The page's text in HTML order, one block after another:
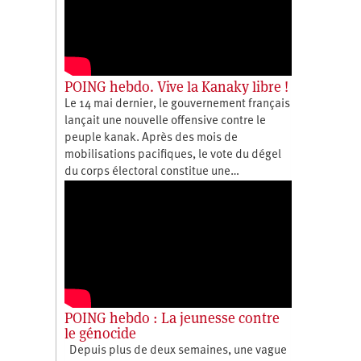
POING hebdo. Vive la Kanaky libre !
Le 14 mai dernier, le gouvernement français
lançait une nouvelle offensive contre le
peuple kanak. Après des mois de
mobilisations pacifiques, le vote du dégel
du corps électoral constitue une…
POING hebdo : La jeunesse contre
le génocide
Depuis plus de deux semaines, une vague